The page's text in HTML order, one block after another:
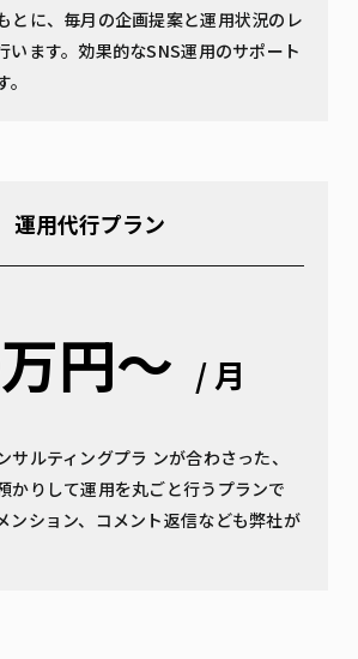
とに、毎月の企画提案と運用状況のレ
います。効果的なSNS運用のサポート
運用代行プラン
円〜 / 月
サルティングプラ ンが合わさった、
かりして運用を丸ごと行うプランで
ンション、コメント返信なども弊社が